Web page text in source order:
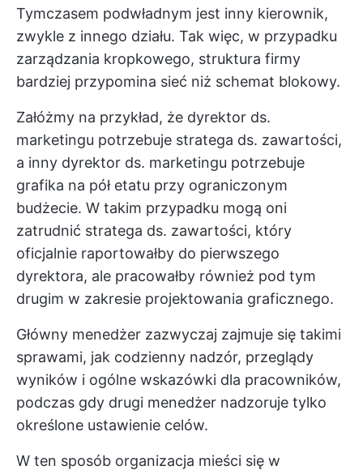
Tymczasem podwładnym jest inny kierownik,
zwykle z innego działu. Tak więc, w przypadku
zarządzania kropkowego, struktura firmy
bardziej przypomina sieć niż schemat blokowy.
Załóżmy na przykład, że dyrektor ds.
marketingu potrzebuje stratega ds. zawartości,
a inny dyrektor ds. marketingu potrzebuje
grafika na pół etatu przy ograniczonym
budżecie. W takim przypadku mogą oni
zatrudnić stratega ds. zawartości, który
oficjalnie raportowałby do pierwszego
dyrektora, ale pracowałby również pod tym
drugim w zakresie projektowania graficznego.
Główny menedżer zazwyczaj zajmuje się takimi
sprawami, jak codzienny nadzór, przeglądy
wyników i ogólne wskazówki dla pracowników,
podczas gdy drugi menedżer nadzoruje tylko
określone ustawienie celów.
W ten sposób organizacja mieści się w